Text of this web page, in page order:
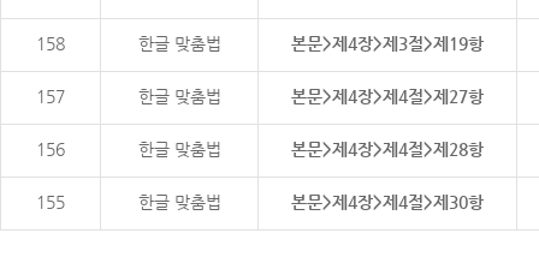
158 한글 맞춤법 본문>제4장>제3절>제19항
157 한글 맞춤법 본문>제4장>제4절>제27항
156 한글 맞춤법 본문>제4장>제4절>제28항
155 한글 맞춤법 본문>제4장>제4절>제30항